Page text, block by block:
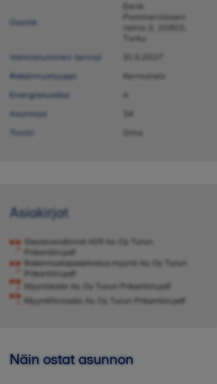
Osoite
Eerik
Pommerilaisen
ranta 2, 20810,
Turku
Valmistuminen (arvio)
Rakennustyyppi
Kerrostalo
Energialuokka
A
Asuntoja
34
Tontti
Oma
Asiakirjat
Sisustusvalinnat A09 As. Oy Turun
Prikantiini.pdf
Rakennustapaselostus myynti As. Oy Turun
Prikantiini.pdf
Myyntiesite As. Oy Turun Prikantiini.pdf
Myyntihinnasto As. Oy Turun Prikantiini.pdf
Näin ostat asunnon